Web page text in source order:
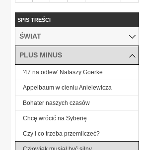
SPIS TREŚCI
ŚWIAT
PLUS MINUS
'47 na odlew' Nataszy Goerke
Appelbaum w cieniu Anielewicza
Bohater naszych czasów
Chcę wrócić na Syberię
Czy i co trzeba przemilczeć?